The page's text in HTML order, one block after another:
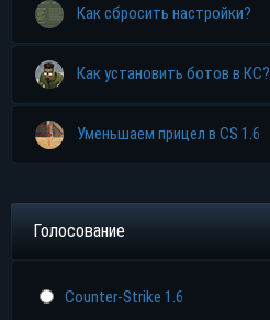
Как сбросить настройки?
Как установить ботов в КС?
Уменьшаем прицел в CS 1.6
Голосование
Counter-Strike 1.6